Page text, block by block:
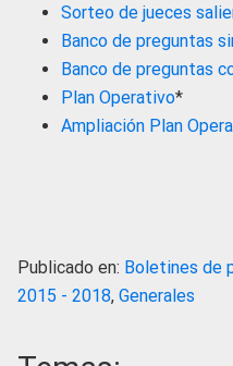
Sorteo de jueces
Banco de preguntas
Banco de preguntas
Plan Operativo*
Ampliación Plan
Publicado en: Boletines de
2015 - 2018, Generales